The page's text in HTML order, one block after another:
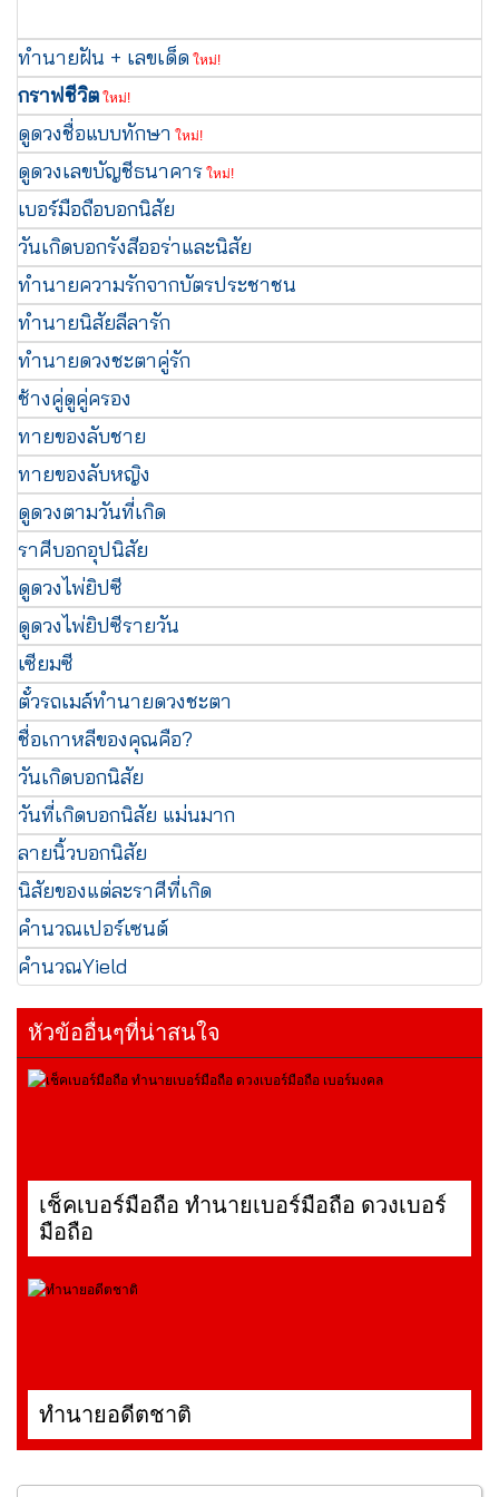
ทำนายฝัน + เลขเด็ด ใหม่!
กราฟชีวิต ใหม่!
ดูดวงชื่อแบบทักษา ใหม่!
ดูดวงเลขบัญชีธนาคาร ใหม่!
เบอร์มือถือบอกนิสัย
วันเกิดบอกรังสีออร่าและนิสัย
ทำนายความรักจากบัตรประชาชน
ทำนายนิสัยลีลารัก
ทำนายดวงชะตาคู่รัก
ช้างคู่ดูคู่ครอง
ทายของลับชาย
ทายของลับหญิง
ดูดวงตามวันที่เกิด
ราศีบอกอุปนิสัย
ดูดวงไพ่ยิปซี
ดูดวงไพ่ยิปซีรายวัน
เซียมซี
ตั๋วรถเมล์ทำนายดวงชะตา
ชื่อเกาหลีของคุณคือ?
วันเกิดบอกนิสัย
วันที่เกิดบอกนิสัย แม่นมาก
ลายนิ้วบอกนิสัย
นิสัยของแต่ละราศีที่เกิด
คำนวณเปอร์เซนต์
คำนวณYield
หัวข้ออื่นๆที่น่าสนใจ
เช็คเบอร์มือถือ ทำนายเบอร์มือถือ ดวงเบอร์
มือถือ
ทำนายอดีตชาติ